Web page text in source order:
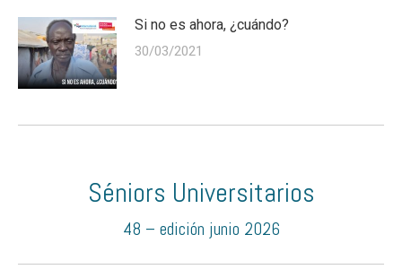
Si no es ahora, ¿cuándo?
30/03/2021
Séniors Universitarios
48 – edición junio 2026